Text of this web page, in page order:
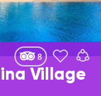
8
Village